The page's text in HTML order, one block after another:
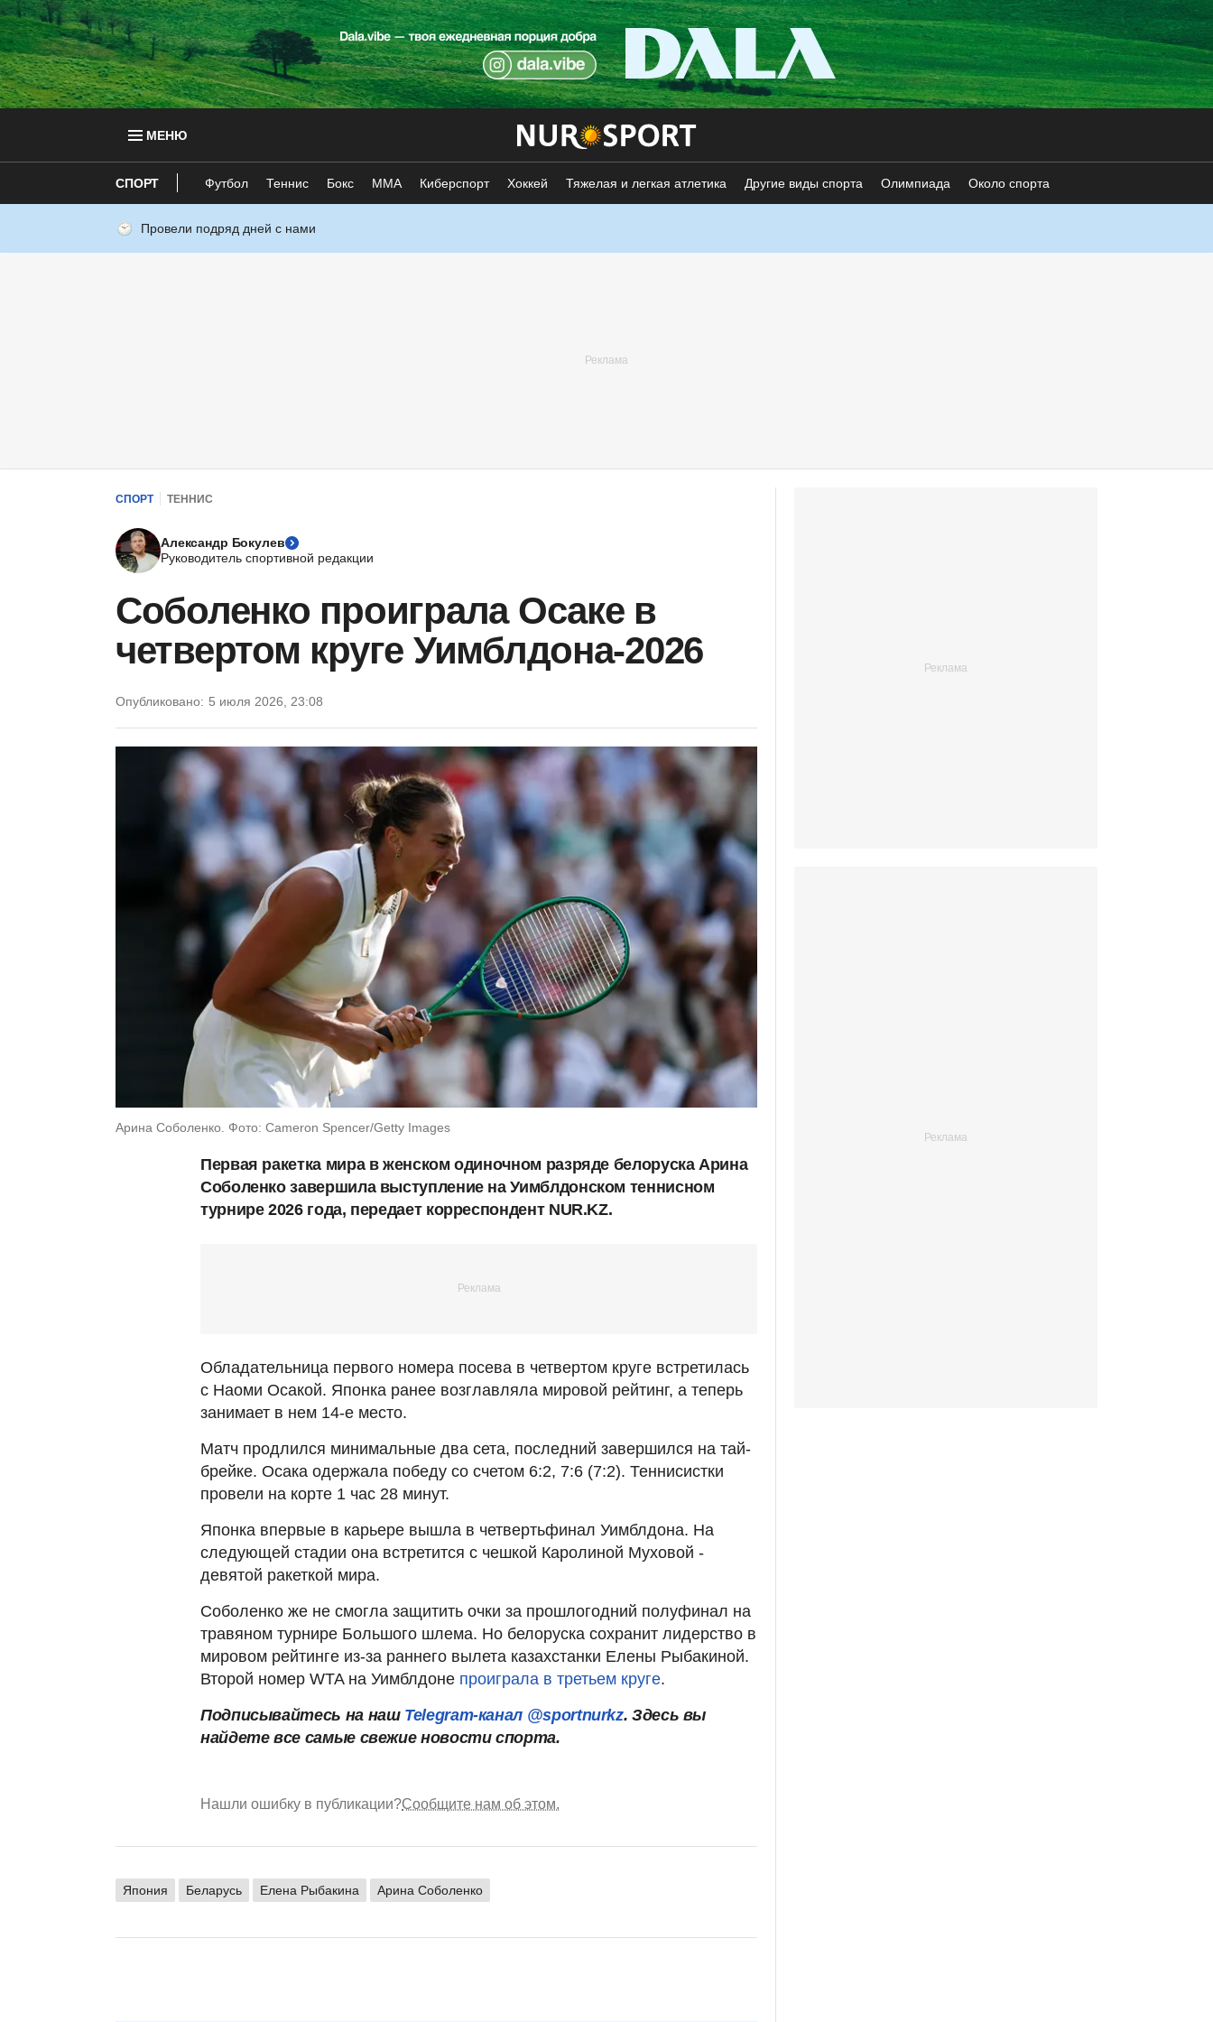
МЕНЮ
СПОРТ Футбол Теннис Бокс ММА Киберспорт Хоккей Тяжелая и легкая атлетика Другие виды спорта Олимпиада Около спорта
Провели подряд дней с нами
СПОРТ ТЕННИС
Александр Бокулев
Руководитель спортивной редакции
Соболенко проиграла Осаке в
четвертом круге Уимблдона-2026
Опубликовано: 5 июля 2026, 23:08
Арина Соболенко. Фото: Cameron Spencer/Getty Images
Первая ракетка мира в женском одиночном разряде белоруска Арина
Соболенко завершила выступление на Уимблдонском теннисном
турнире 2026 года, передает корреспондент NUR.KZ.
Обладательница первого номера посева в четвертом круге встретилась
с Наоми Осакой. Японка ранее возглавляла мировой рейтинг, а теперь
занимает в нем 14-е место.
Матч продлился минимальные два сета, последний завершился на тай-
брейке. Осака одержала победу со счетом 6:2, 7:6 (7:2). Теннисистки
провели на корте 1 час 28 минут.
Японка впервые в карьере вышла в четвертьфинал Уимблдона. На
следующей стадии она встретится с чешкой Каролиной Муховой -
девятой ракеткой мира.
Соболенко же не смогла защитить очки за прошлогодний полуфинал на
травяном турнире Большого шлема. Но белоруска сохранит лидерство в
мировом рейтинге из-за раннего вылета казахстанки Елены Рыбакиной.
Второй номер WTA на Уимблдоне проиграла в третьем круге.
Подписывайтесь на наш Telegram-канал @sportnurkz. Здесь вы
найдете все самые свежие новости спорта.
Нашли ошибку в публикации?Сообщите нам об этом.
Япония Беларусь Елена Рыбакина Арина Соболенко